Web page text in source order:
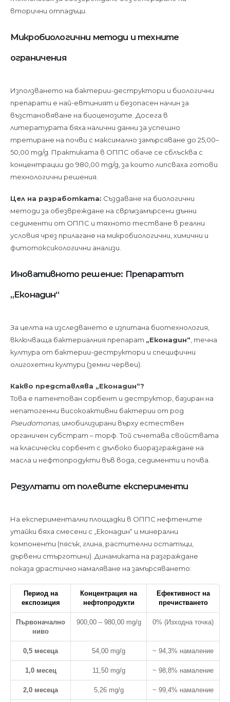
вторични отпадъци.
Микробиологични методи и техните
ограничения
Използването на бактерии-деструктори и биологични
препарати е най-евтиният и безопасен начин за
възстановяване на биоценозите. Досега в
литературата бяха налични данни за успешно
третиране на почви с максимално замърсяване до 25,00–
50,00 mg/g. Практиката в ОППС обаче се сблъсква с
концентрации до 980,00 mg/g, за които липсваха готови
технологични решения.
Цел на разработката: Създаване на биологични
методи за обезвреждане на свръхзамърсени дънни
седименти от ОППС и тяхното тестване в реални
условия чрез прилагане на микробиологични, химични и
фитотоксикологични анализи.
Иновативното решение: Препаратът
„Еконадин“
За целта на изследването е изпитана биотехнология,
включваща бактериалния препарат „Еконадин“ , течна
култура от бактерии-деструктори и специфични
олигохетни култури (земни червеи).
Какво представлява „Еконадин“?
Това е патентован сорбент и деструктор, базиран на
непатогенни високоактивни бактерии от род
Pseudomonas, имобилизирани върху естествен
органичен субстрат – торф. Той съчетава свойствата
на класически сорбент с дълбоко биоразграждане на
масла и нефтопродукти във вода, седименти и почва.
Резултати от полевите експерименти
На експериментални площадки в ОППС нефтените
утайки бяха смесени с „Еконадин“ и минерални
компоненти (пясък, глина, растителни остатъци,
дървени стърготини). Динамиката на разграждане
показа драстично намаляване на замърсяването:
Период на
експозиция
Концентрация на
нефтопродукти
Ефективност на
пречистването
Първоначално
ниво
900,00 – 980,00 mg/g 0% (Изходна точка)
0,5 месеца 54,00 mg/g ~ 94,3% намаление
1,0 месец 11,50 mg/g ~ 98,8% намаление
2,0 месеца 5,26 mg/g ~ 99,4% намаление